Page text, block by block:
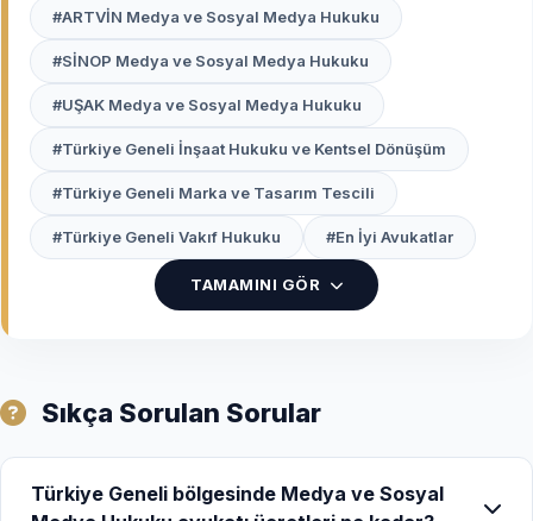
hukuku uzmanı avukatlar, sanal evrende haksızlığa
uğrayan bireylerin ve markaların dijital kalkanıdır.
Dijital Dünyada Neden "Sosyal
Medya Avukatı" Gereklidir?
Sosyal medya mecralarının çoğu yurtdışı
merkezlidir ve anonimlik zırhının arkasına saklanan
saldırganlara karşı bireysel çabalar genellikle
sonuçsuz kalır. Ayrıca, internet üzerinden işlenen
suçlarda delillerin (ekran görüntüleri, URL'ler)
hukuka uygun şekilde toplanması, davanın
stratejik destekler:
içeriklerin "zaman damgalı" tescili ve log
#ARTVİN Medya ve Sosyal Medya Hukuku
#SİNOP Medya ve Sosyal Medya Hukuku
#UŞAK Medya ve Sosyal Medya Hukuku
#Türkiye Geneli İnşaat Hukuku ve Kentsel Dönüşüm
#Türkiye Geneli Marka ve Tasarım Tescili
#Türkiye Geneli Vakıf Hukuku #En İyi Avukatlar
TAMAMINI GÖR
Sıkça Sorulan Sorular
Türkiye Geneli bölgesinde Medya ve Sosyal